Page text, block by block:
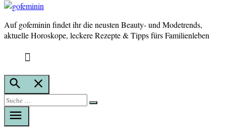
gofeminin
Auf gofeminin findet ihr die neusten Beauty- und Modetrends,
aktuelle Horoskope, leckere Rezepte & Tipps fürs Familienleben
Suche
öffnen
Suche
nach:
Suche